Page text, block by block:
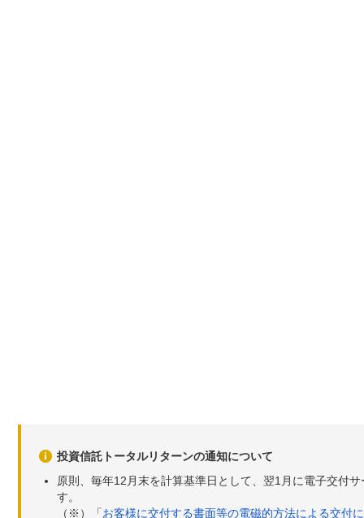
投資信託トータルリターンの通知について
原則、毎年12月末を計算基準日として、翌1月に電子交付
す。
（※）「お客様に交付する書面等の電磁的方法による交付